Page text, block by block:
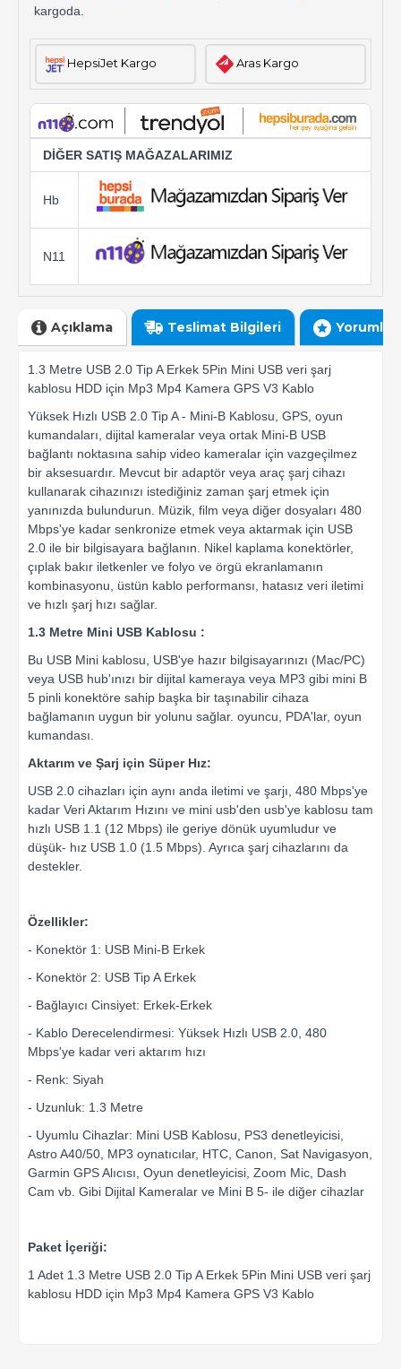
kargoda.
HepsiJet Kargo Aras Kargo
DİĞER SATIŞ MAĞAZALARIMIZ
Hb
N11
Açıklama Teslimat Bilgileri Yorumlar
1.3 Metre USB 2.0 Tip A Erkek 5Pin Mini USB veri şarj
kablosu HDD için Mp3 Mp4 Kamera GPS V3 Kablo
Yüksek Hızlı USB 2.0 Tip A - Mini-B Kablosu, GPS, oyun
kumandaları, dijital kameralar veya ortak Mini-B USB
bağlantı noktasına sahip video kameralar için vazgeçilmez
bir aksesuardır. Mevcut bir adaptör veya araç şarj cihazı
kullanarak cihazınızı istediğiniz zaman şarj etmek için
yanınızda bulundurun. Müzik, film veya diğer dosyaları 480
Mbps'ye kadar senkronize etmek veya aktarmak için USB
2.0 ile bir bilgisayara bağlanın. Nikel kaplama konektörler,
çıplak bakır iletkenler ve folyo ve örgü ekranlamanın
kombinasyonu, üstün kablo performansı, hatasız veri iletimi
ve hızlı şarj hızı sağlar.
1.3 Metre Mini USB Kablosu :
Bu USB Mini kablosu, USB'ye hazır bilgisayarınızı (Mac/PC)
veya USB hub'ınızı bir dijital kameraya veya MP3 gibi mini B
5 pinli konektöre sahip başka bir taşınabilir cihaza
bağlamanın uygun bir yolunu sağlar. oyuncu, PDA'lar, oyun
kumandası.
Aktarım ve Şarj için Süper Hız:
USB 2.0 cihazları için aynı anda iletimi ve şarjı, 480 Mbps'ye
kadar Veri Aktarım Hızını ve mini usb'den usb'ye kablosu tam
hızlı USB 1.1 (12 Mbps) ile geriye dönük uyumludur ve
düşük- hız USB 1.0 (1.5 Mbps). Ayrıca şarj cihazlarını da
destekler.
Özellikler:
- Konektör 1: USB Mini-B Erkek
- Konektör 2: USB Tip A Erkek
- Bağlayıcı Cinsiyet: Erkek-Erkek
- Kablo Derecelendirmesi: Yüksek Hızlı USB 2.0, 480
Mbps'ye kadar veri aktarım hızı
- Renk: Siyah
- Uzunluk: 1.3 Metre
- Uyumlu Cihazlar: Mini USB Kablosu, PS3 denetleyicisi,
Astro A40/50, MP3 oynatıcılar, HTC, Canon, Sat Navigasyon,
Garmin GPS Alıcısı, Oyun denetleyicisi, Zoom Mic, Dash
Cam vb. Gibi Dijital Kameralar ve Mini B 5- ile diğer cihazlar
Paket İçeriği:
1 Adet 1.3 Metre USB 2.0 Tip A Erkek 5Pin Mini USB veri şarj
kablosu HDD için Mp3 Mp4 Kamera GPS V3 Kablo